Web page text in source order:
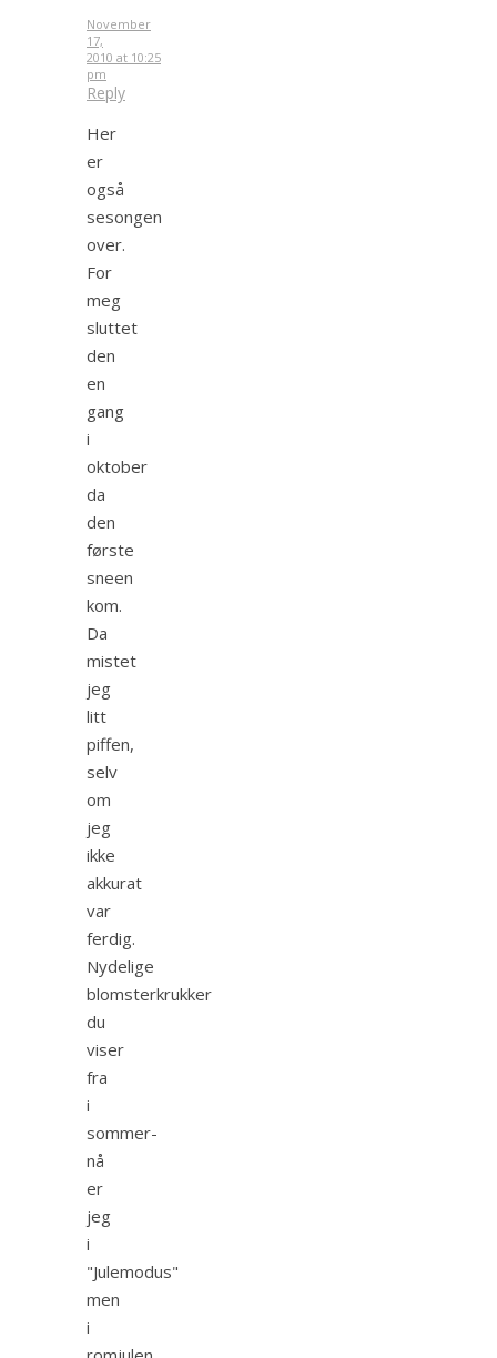
November
17,
2010 at 10:25
pm
Reply
Her
er
også
sesongen
over.
For
meg
sluttet
den
en
gang
i
oktober
da
den
første
sneen
kom.
Da
mistet
jeg
litt
piffen,
selv
om
jeg
ikke
akkurat
var
ferdig.
Nydelige
blomsterkrukker
du
viser
fra
i
sommer-
nå
er
jeg
i
"Julemodus"
men
i